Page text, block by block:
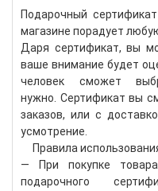
Подарочный
магазине порадует
Даря сертификат, вы
ваше внимание будет
человек сможет
нужно. Сертификат вы
заказов, или с
усмотрение.
Правила
— При покупке
подарочного